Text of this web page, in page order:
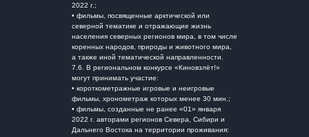
2022 г.;
• фильмы, посвященные арктической или
северной тематике и отражающие жизнь
населения северных регионов мира, в том числе
коренных народов, природы и животного мира,
а также иной тематической направленности.
7.6. В региональном конкурсе «Киновзлёт!»
могут принимать участие:
• короткометражные игровые и неигровые
фильмы, хронометраж которых менее 30 мин.;
• фильмы, созданные не ранее «01» января
2022 г. авторами регионов Севера, Сибири и
Дальнего Востока на территории проживания: